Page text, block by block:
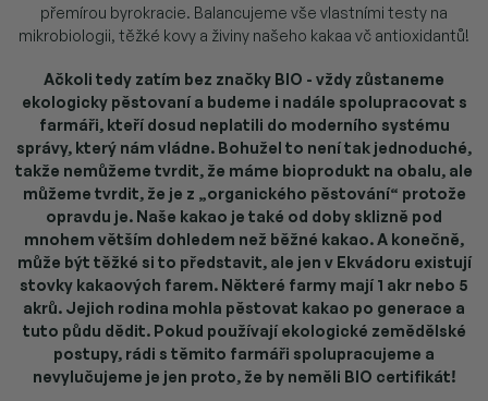
přemírou byrokracie. Balancujeme vše vlastními testy na
mikrobiologii, těžké kovy a živiny našeho kakaa vč antioxidantů!
Ačkoli tedy zatím bez značky BIO - vždy zůstaneme
ekologicky pěstovaní a budeme i nadále spolupracovat s
farmáři, kteří dosud neplatili do moderního systému
správy, který nám vládne. Bohužel to není tak jednoduché,
takže nemůžeme tvrdit, že máme bioprodukt na obalu, ale
můžeme tvrdit, že je z „organického pěstování“ protože
opravdu je. Naše kakao je také od doby sklizně pod
mnohem větším dohledem než běžné kakao. A konečně,
může být těžké si to představit, ale jen v Ekvádoru existují
stovky kakaových farem. Některé farmy mají 1 akr nebo 5
akrů. Jejich rodina mohla pěstovat kakao po generace a
tuto půdu dědit. Pokud používají ekologické zemědělské
postupy, rádi s těmito farmáři spolupracujeme a
nevylučujeme je jen proto, že by neměli BIO certifikát!